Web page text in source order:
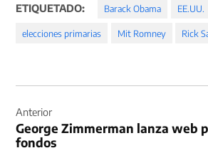
ETIQUETADO: Barack Obama EE.UU.
elecciones primarias Mit Romney Rick
de
entradas
Anterior
George Zimmerman lanza web
fondos